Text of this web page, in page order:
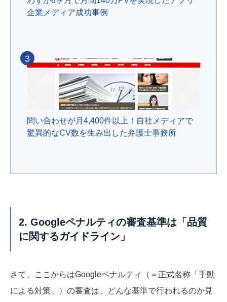
企業メディア成功事例
問い合わせが月4,400件以上！自社メディアで
驚異的なCV数を生み出した弁護士事務所
3
2. Googleペナルティの審査基準は「品質
に関するガイドライン」
さて、ここからはGoogleペナルティ（＝正式名称「手動
による対策」）の審査は、どんな基準で行われるのか見